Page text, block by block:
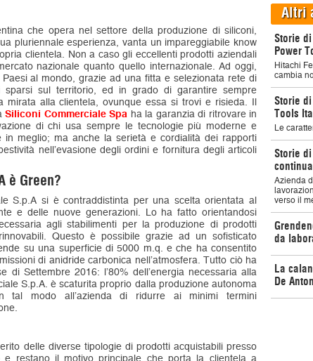
che opera nel settore della produzione di siliconi,
pluriennale esperienza, vanta un impareggiabile know
clientela. Non a caso gli eccellenti prodotti aziendali
nazionale quanto quello internazionale. Ad oggi,
al mondo, grazie ad una fitta e selezionata rete di
sparsi sul territorio, ed in grado di garantire sempre
mirata alla clientela, ovunque essa si trovi e risieda. Il
Siliconi Commerciale Spa ha la garanzia di ritrovare in
di chi usa sempre le tecnologie più moderne e
in meglio; ma anche la serietà e cordialità dei rapporti
nell’evasione degli ordini e fornitura degli articoli
è Green?
S.p.A si è contraddistinta per una scelta orientata al
e delle nuove generazioni. Lo ha fatto orientandosi
agli stabilimenti per la produzione di prodotti
Questo è possibile grazie ad un sofisticato
su una superficie di 5000 m.q. e che ha consentito
di anidride carbonica nell’atmosfera. Tutto ciò ha
Settembre 2016: l’80% dell’energia necessaria alla
S.p.A. è scaturita proprio dalla produzione autonoma
tal modo all’azienda di ridurre ai minimi termini
delle diverse tipologie di prodotti acquistabili presso
restano il motivo principale che porta la clientela a
Altri
Storie
Power
Hitachi
cambia
Storie
Tools
Le
Storie di
Azienda
verso il
da
La
De